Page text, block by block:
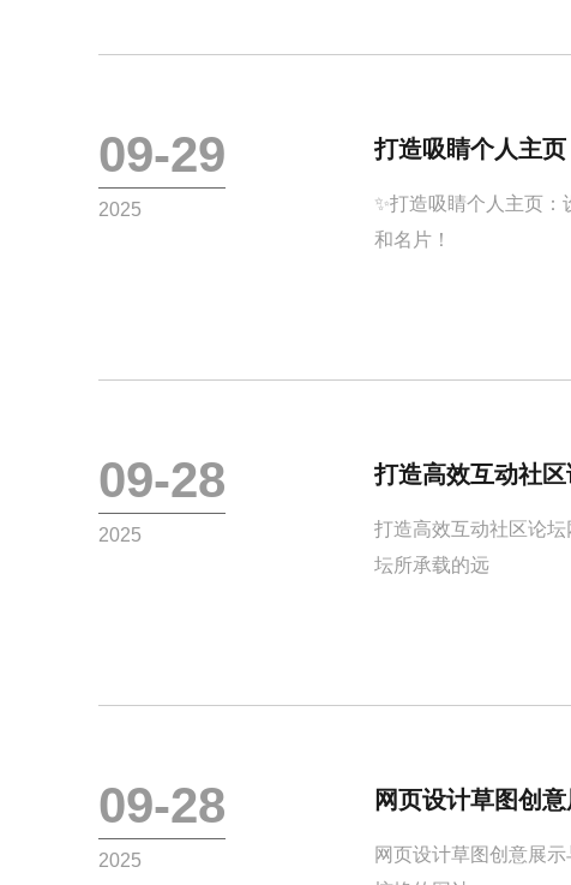
09-29
2025
打造吸睛个人主
✨打造吸睛个人主页
和名片！
09-28
2025
打造高效互动社
打造高效互动社区论
坛所承载的远
09-28
2025
网页设计草图创
网页设计草图创意展